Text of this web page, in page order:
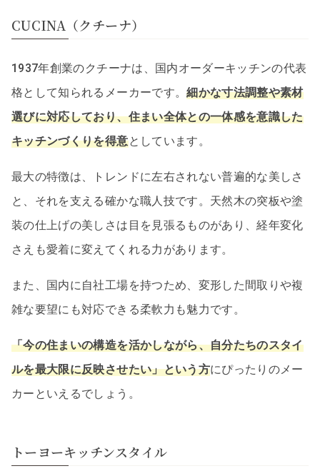
CUCINA（クチーナ）
1937年創業のクチーナは、国内オーダーキッチンの代表
格として知られるメーカーです。細かな寸法調整や素材
選びに対応しており、住まい全体との一体感を意識した
キッチンづくりを得意としています。
最大の特徴は、トレンドに左右されない普遍的な美しさ
と、それを支える確かな職人技です。天然木の突板や塗
装の仕上げの美しさは目を見張るものがあり、経年変化
さえも愛着に変えてくれる力があります。
また、国内に自社工場を持つため、変形した間取りや複
雑な要望にも対応できる柔軟力も魅力です。
「今の住まいの構造を活かしながら、自分たちのスタイ
ルを最大限に反映させたい」という方にぴったりのメー
カーといえるでしょう。
トーヨーキッチンスタイル